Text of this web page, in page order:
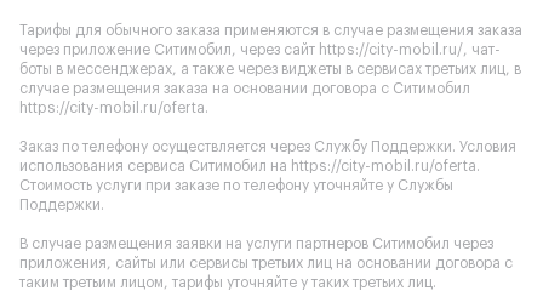
Тарифы для обычного заказа применяются в случае размещения заказа
через приложение Ситимобил, через сайт https://city-mobil.ru/ , чат-
боты в мессенджерах, а также через виджеты в сервисах третьих лиц, в
случае размещения заказа на основании договора с Ситимобил
https://city-mobil.ru/oferta.
Заказ по телефону осуществляется через Службу Поддержки. Условия
использования сервиса Ситимобил на https://city-mobil.ru/oferta.
Стоимость услуги при заказе по телефону уточняйте у Службы
Поддержки.
В случае размещения заявки на услуги партнеров Ситимобил через
приложения, сайты или сервисы третьих лиц на основании договора с
таким третьим лицом, тарифы уточняйте у таких третьих лиц.